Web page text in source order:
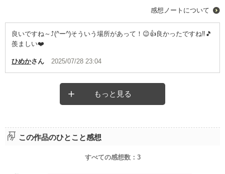
感想ノートについて
良いですね～⤴️(^ー^)そういう場所があって！😉👍️良かったですね‼️🎵
羨ましい❤️
ひめかさん 2025/07/28 23:04
もっと見る
この作品のひとこと感想
すべての感想数： 3